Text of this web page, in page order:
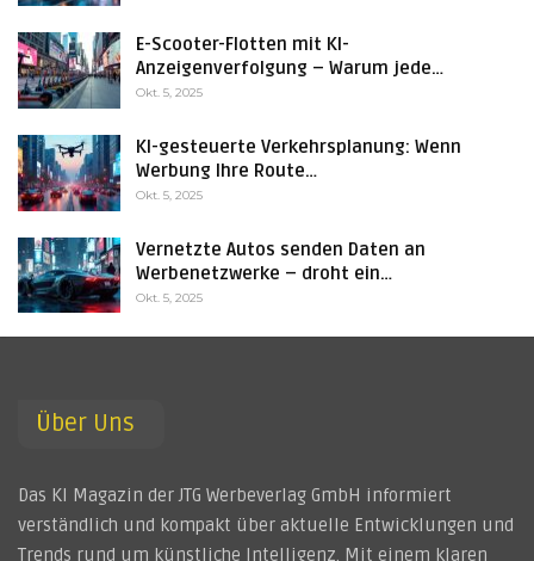
E-Scooter-Flotten mit KI-
Anzeigenverfolgung – Warum jede…
Okt. 5, 2025
KI-gesteuerte Verkehrsplanung: Wenn
Werbung Ihre Route…
Okt. 5, 2025
Vernetzte Autos senden Daten an
Werbenetzwerke – droht ein…
Okt. 5, 2025
Über Uns
Das KI Magazin der JTG Werbeverlag GmbH informiert
verständlich und kompakt über aktuelle Entwicklungen und
Trends rund um künstliche Intelligenz. Mit einem klaren